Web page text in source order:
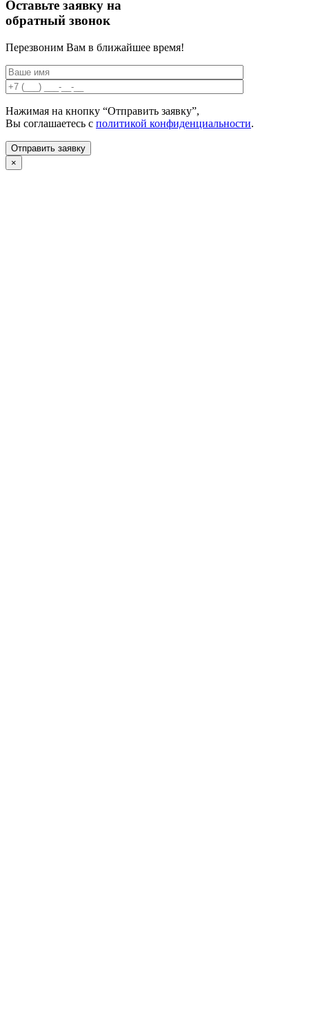
Оставьте заявку на
обратный звонок
Перезвоним Вам в ближайшее время!
Нажимая на кнопку “Отправить заявку”,
Вы соглашаетесь с политикой конфиденциальности.
×